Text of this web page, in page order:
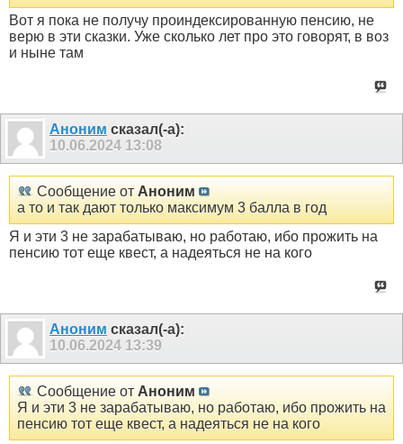
Вот я пока не получу проиндексированную пенсию, не
верю в эти сказки. Уже сколько лет про это говорят, в воз
и ныне там
Аноним сказал(-а):
10.06.2024 13:08
Сообщение от Аноним
а то и так дают только максимум 3 балла в год
Я и эти 3 не зарабатываю, но работаю, ибо прожить на
пенсию тот еще квест, а надеяться не на кого
Аноним сказал(-а):
10.06.2024 13:39
Сообщение от Аноним
Я и эти 3 не зарабатываю, но работаю, ибо прожить на
пенсию тот еще квест, а надеяться не на кого